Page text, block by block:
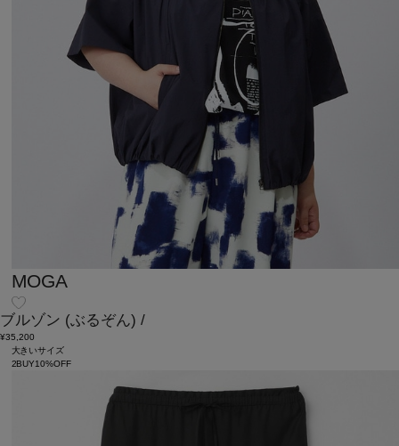
MOGA
ブルゾン (ぶるぞん) /
¥35,200
大きいサイズ
2BUY10%OFF